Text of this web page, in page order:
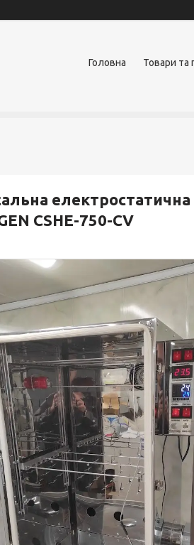
Головна Товари та
CSHE-750-CV